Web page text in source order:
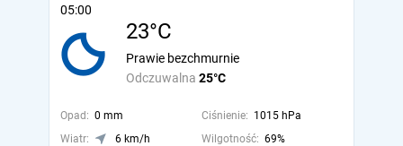
05:00
23°C
Odczuwalna 25°C
Prawie bezchmurnie
Opad: 0 mm Ciśnienie: 1015 hPa
Wiatr:
6 km/h Wilgotność: 69%